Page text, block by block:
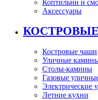
Коптильни и
Аксессуары
Костровые чаши
Уличные
Столы-камины
Газовые
Электрические
Летние кухни